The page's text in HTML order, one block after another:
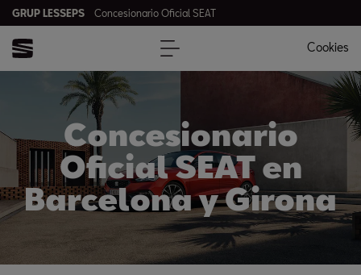
GRUP LESSEPS Concesionario Oficial SEAT
Cookies
Concesionario
Oficial SEAT en
Barcelona y Girona